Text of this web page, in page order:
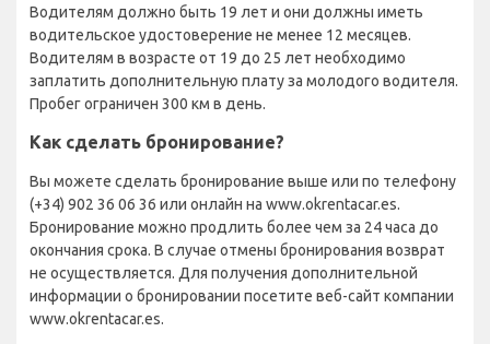
Водителям должно быть 19 лет и они должны иметь
водительское удостоверение не менее 12 месяцев.
Водителям в возрасте от 19 до 25 лет необходимо
заплатить дополнительную плату за молодого водителя.
Пробег ограничен 300 км в день.
Как сделать бронирование?
Вы можете сделать бронирование выше или по телефону
(+34) 902 36 06 36 или онлайн на www.okrentacar.es.
Бронирование можно продлить более чем за 24 часа до
окончания срока. В случае отмены бронирования возврат
не осуществляется. Для получения дополнительной
информации о бронировании посетите веб-сайт компании
www.okrentacar.es.